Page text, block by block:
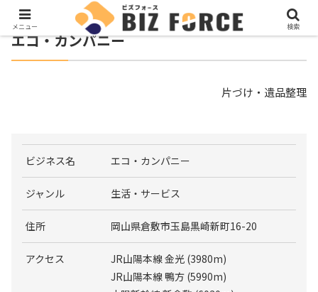
エコ・カンパニー
片づけ・遺品整理
ビジネス名 エコ・カンパニー
ジャンル 生活・サービス
住所 岡山県倉敷市玉島黒崎新町16-20
アクセス
JR山陽本線 金光 (3980m)
JR山陽本線 鴨方 (5990m)
メニュー 検索